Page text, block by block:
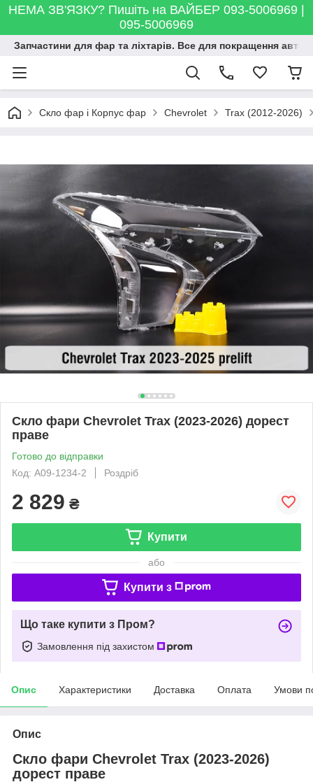
НЕМА ЗВ'ЯЗКУ? Пишіть на ВАЙБЕР 093-5006969 |
095-5006969
Запчастини для фар та ліхтарів. Все для покращення
Скло фар і Корпус фар Chevrolet Trax (2012-2026)
Скло фари Chevrolet Trax (2023-2026) дорест
праве
Готово до відправки
Код: A09-1234-2
Роздріб
2 829 ₴
Купити
або
Купити з
Що таке купити з Пром?
Замовлення під захистом
Опис Характеристики Доставка Оплата Умови
Опис
Скло фари Chevrolet Trax (2023-2026)
дорест праве